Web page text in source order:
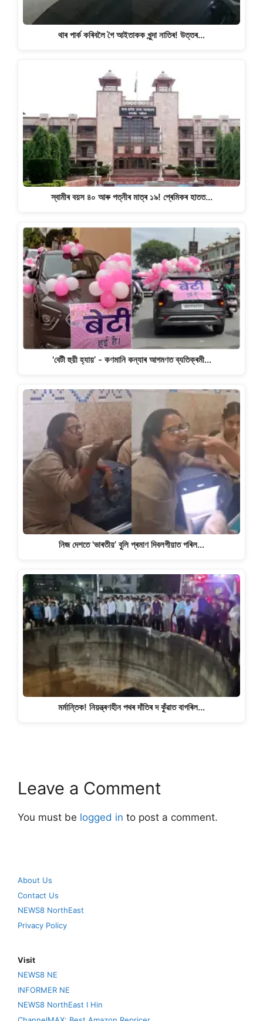
থাৰ পাৰ্ক কৰিবলৈ গৈ আইতাকক খুন্দা নাতিৰ! উত্তৰ…
স্বামীৰ বয়স ৪০ আৰু পত্নীৰ মাত্ৰ ১৯! প্ৰেমিকৰ হাতত…
'বেটী হুয়ী হ্যায়’ - কণমানি কন্যাৰ আগমণত ব্যতিক্ৰমী…
নিজ দেশতে 'ভাৰতীয়’ বুলি প্ৰমাণ দিবলগীয়াত পৰিল…
মৰ্মান্তিক! নিয়ন্ত্ৰণহীন পথৰ দাঁতিৰ দ কুঁৱাত বাগৰিল…
Leave a Comment
You must be logged in to post a comment.
About Us
Contact Us
NEWS8 NorthEast
Privacy Policy
Visit
NEWS8 NE
INFORMER NE
NEWS8 NorthEast I Hin